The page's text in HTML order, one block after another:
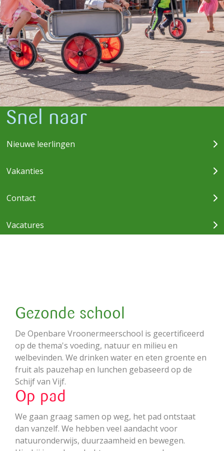
Snel naar
Nieuwe leerlingen
Vakanties
Contact
Vacatures
Gezonde school
De Openbare Vroonermeerschool is gecertificeerd
op de thema's voeding, natuur en milieu en
welbevinden. We drinken water en eten groente en
fruit als pauzehap en lunchen gebaseerd op de
Schijf van Vijf.
Op pad
We gaan graag samen op weg, het pad ontstaat
dan vanzelf. We hebben veel aandacht voor
natuuronderwijs, duurzaamheid en bewegen.